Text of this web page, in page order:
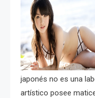
japonés no es una
artístico posee